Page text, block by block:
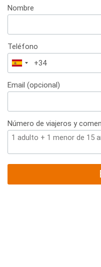
Nombre
Teléfono
España
+34
Email (opcional)
Número de viajeros y